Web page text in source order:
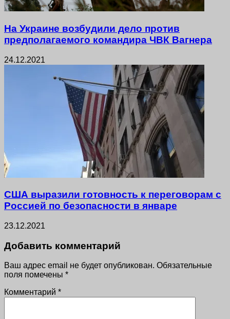
На Украине возбудили дело против
предполагаемого командира ЧВК Вагнера
24.12.2021
США выразили готовность к переговорам с
Россией по безопасности в январе
23.12.2021
Добавить комментарий
Ваш адрес email не будет опубликован. Обязательные
поля помечены *
Комментарий *